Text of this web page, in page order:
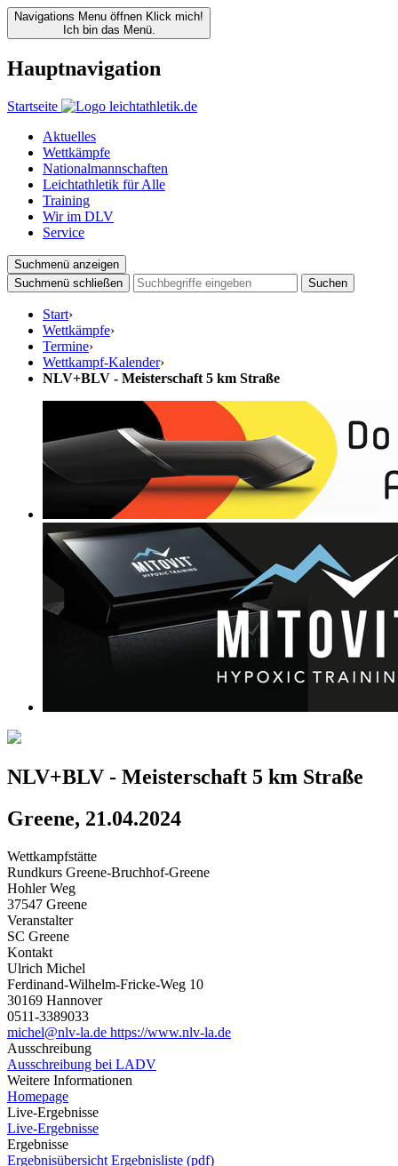
Navigations Menu öffnen Klick mich!
Ich bin das Menü.
Hauptnavigation
Startseite
Aktuelles
Wettkämpfe
Nationalmannschaften
Leichtathletik für Alle
Training
Wir im DLV
Service
Suchmenü anzeigen
Suchmenü schließen
Suchen
Start›
Wettkämpfe›
Termine›
Wettkampf-Kalender›
NLV+BLV - Meisterschaft 5 km Straße
NLV+BLV - Meisterschaft 5 km Straße
Greene, 21.04.2024
Wettkampfstätte
Rundkurs Greene-Bruchhof-Greene
Hohler Weg
37547 Greene
Veranstalter
SC Greene
Kontakt
Ulrich Michel
Ferdinand-Wilhelm-Fricke-Weg 10
30169 Hannover
0511-3389033
michel@nlv-la.de https://www.nlv-la.de
Ausschreibung
Ausschreibung bei LADV
Weitere Informationen
Homepage
Live-Ergebnisse
Live-Ergebnisse
Ergebnisse
Ergebnisübersicht Ergebnisliste (pdf)